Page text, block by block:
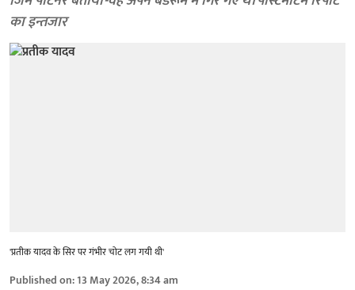
का इन्तजार
'प्रतीक यादव के सिर पर गंभीर चोट लग गयी थी'
Published on:13 May 2026, 8:34 am